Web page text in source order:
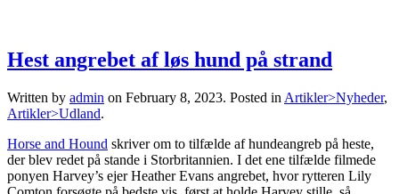
Hest angrebet af løs hund på strand
Written by admin on February 8, 2023. Posted in Artikler>Nyheder,
Artikler>Udland.
Horse and Hound skriver om to tilfælde af hundeangreb på heste,
der blev redet på stande i Storbritannien. I det ene tilfælde filmede
ponyen Harvey’s ejer Heather Evans angrebet, hvor rytteren Lily